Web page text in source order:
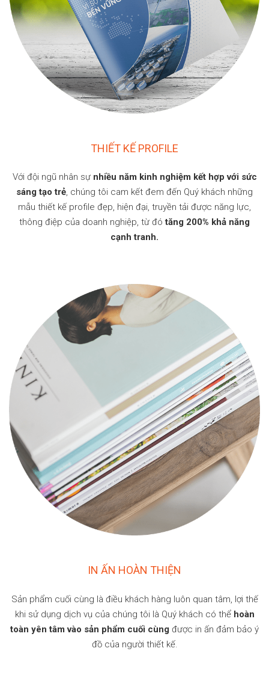
THIẾT KẾ PROFILE
Với đội ngũ nhân sự nhiều năm kinh nghiệm kết hợp với sức
sáng tạo trẻ, chúng tôi cam kết đem đến Quý khách những
mẫu thiết kế profile đẹp, hiện đại, truyền tải được năng lực,
thông điệp của doanh nghiệp, từ đótăng 200% khả năng
cạnh tranh.
IN ẤN HOÀN THIỆN
Sản phẩm cuối cùng là điều khách hàng luôn quan tâm, lợi thế
khi sử dụng dịch vụ của chúng tôi là Quý khách có thể hoàn
toàn yên tâm vào sản phẩm cuối cùng được in ấn đảm bảo ý
đồ của người thiết kế.